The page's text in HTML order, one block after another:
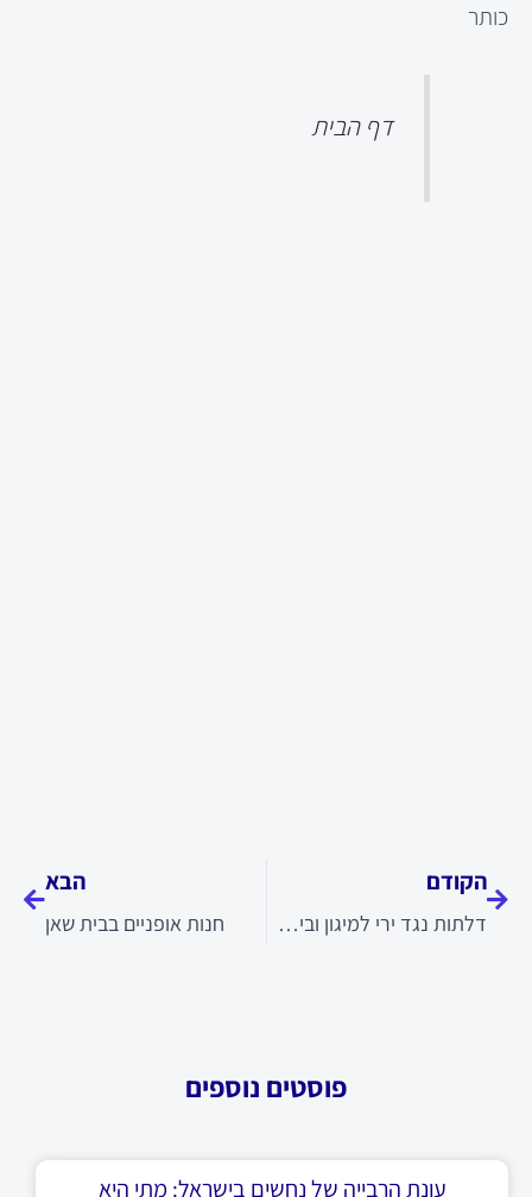
כותר
דף הבית
הקודם
דלתות נגד ירי למיגון וביטחון גבוה
הבא
חנות אופניים בבית שאן
פוסטים נוספים
עונת הרבייה של נחשים בישראל: מתי היא